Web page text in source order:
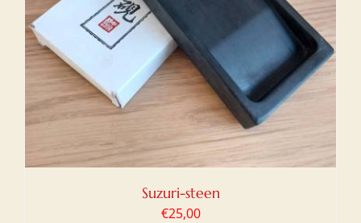
Suzuri-steen
€25,00